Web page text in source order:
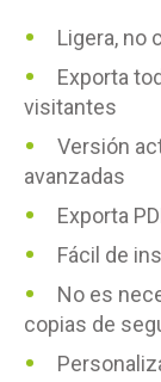
Ligera, no
Exporta
visitantes
Versión
avanzadas
Exporta
Fácil de
No es
copias de